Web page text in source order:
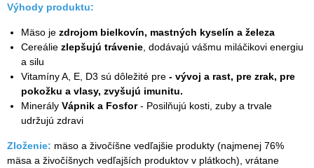
Výhody produktu:
Mäso je zdrojom bielkovín, mastných kyselín a železa
Cereálie zlepšujú trávenie , dodávajú vášmu miláčikovi energiu
a silu
Vitamíny A, E, D3 sú dôležité pre - vývoj a rast, pre zrak, pre
pokožku a vlasy, zvyšujú imunitu.
Minerály Vápnik a Fosfor- Posilňujú kosti, zuby a trvale
udržujú zdravi
Zloženie: mäso a živočíšne vedľajšie produkty (najmenej 76%
mäsa a živočíšnych vedľajších produktov v plátkoch), vrátane